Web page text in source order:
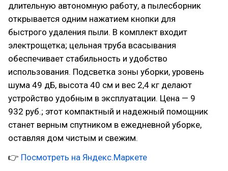
длительную автономную работу, а пылесборник
открывается одним нажатием кнопки для
быстрого удаления пыли. В комплект входит
электрощетка; цельная труба всасывания
обеспечивает стабильность и удобство
использования. Подсветка зоны уборки, уровень
шума 49 дБ, высота 40 см и вес 2,4 кг делают
устройство удобным в эксплуатации. Цена — 9
932 руб.; этот компактный и надежный помощник
станет верным спутником в ежедневной уборке,
оставляя дом чистым и свежим.
👉 Посмотреть на Яндекс.Маркете